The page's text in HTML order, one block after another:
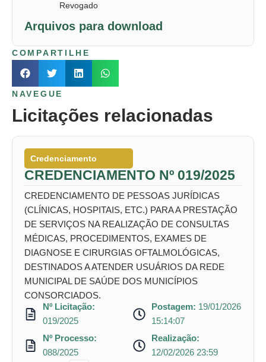
Revogado
Arquivos para download
COMPARTILHE
NAVEGUE
Licitações relacionadas
Credenciamento
CREDENCIAMENTO Nº 019/2025
CREDENCIAMENTO DE PESSOAS JURÍDICAS
(CLÍNICAS, HOSPITAIS, ETC.) PARA A PRESTAÇÃO
DE SERVIÇOS NA REALIZAÇÃO DE CONSULTAS
MÉDICAS, PROCEDIMENTOS, EXAMES DE
DIAGNOSE E CIRURGIAS OFTALMOLÓGICAS,
DESTINADOS A ATENDER USUÁRIOS DA REDE
MUNICIPAL DE SAÚDE DOS MUNICÍPIOS
CONSORCIADOS.
Nº Licitação:
019/2025
Nº Processo:
088/2025
Postagem: 19/01/2026
15:14:07
Realização:
12/02/2026 23:59